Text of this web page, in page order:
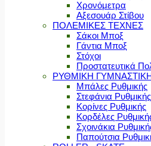
Χρονόμετρα
Αξεσουάρ Στίβου
ΠΟΛΕΜΙΚΕΣ ΤΕΧΝΕΣ
Σάκοι Μποξ
Γάντια Μποξ
Στόχοι
Προστατευτικά
ΡΥΘΜΙΚΗ
Μπάλες Ρυθμικής
Στεφάνια Ρυθμικής
Κορίνες Ρυθμικής
Κορδέλες
Σχοινάκια
Παπούτσια